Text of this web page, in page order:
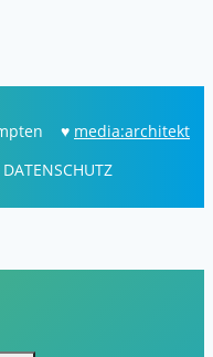
♥ media:architekt
DATENSCHUTZ